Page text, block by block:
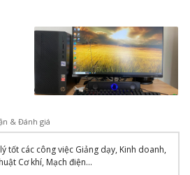
& Đánh giá
tốt các công việc Giảng dạy, Kinh doanh,
Cơ khí, Mạch điện...